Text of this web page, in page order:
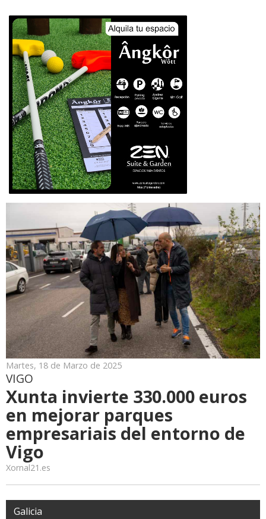
Martes, 18 de Marzo de 2025
VIGO
Xunta invierte 330.000 euros
en mejorar parques
empresariais del entorno de
Vigo
Xornal21.es
Galicia